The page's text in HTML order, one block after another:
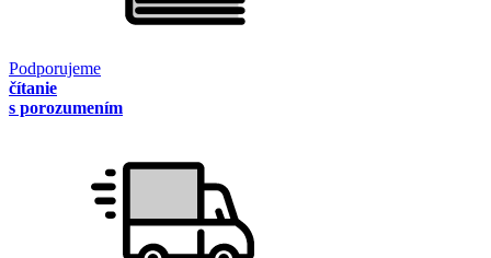
Podporujeme
čítanie
s porozumením